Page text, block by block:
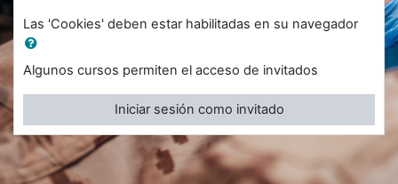
Las 'Cookies' deben estar habilitadas en su navegador
Algunos cursos permiten el acceso de invitados
Iniciar sesión como invitado